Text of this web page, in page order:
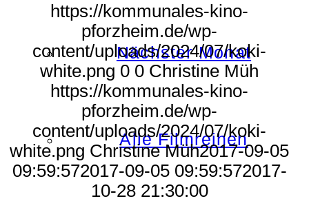
Nächster Monat
Alle Filmreihen
https://kommunales-kino-
pforzheim.de/wp-
content/uploads/2024/07/koki-
white.png 0 0 Christine Müh
https://kommunales-kino-
pforzheim.de/wp-
content/uploads/2024/07/koki-
white.png Christine Müh2017-09-05
09:59:572017-09-05 09:59:572017-
10-28 21:30:00